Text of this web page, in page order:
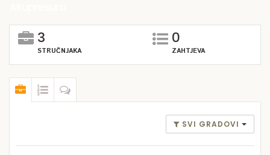
3
STRUČNJAKA
0
ZAHTJEVA
SVI GRADOVI